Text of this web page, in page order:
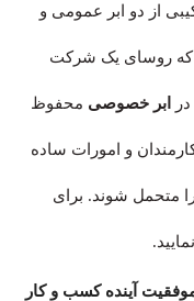
از دو ابر عمومی و
که روسای یک شرکت
ابر خصوصی محفوظ
و امورات ساده
متحمل شوند. برای
آینده کسب و کار